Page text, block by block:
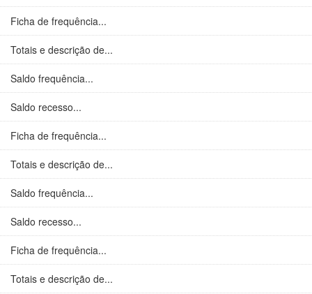
Ficha de frequência...
Totais e descrição de...
Saldo frequência...
Saldo recesso...
Ficha de frequência...
Totais e descrição de...
Saldo frequência...
Saldo recesso...
Ficha de frequência...
Totais e descrição de...